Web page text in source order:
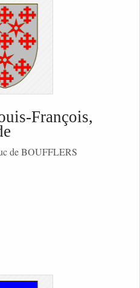
François,
de BOUFFLERS